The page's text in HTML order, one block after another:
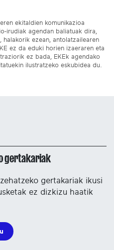
ekitaldien komunikazioa
irudiak agendan baliatuak dira,
ezean, antolatzailearen
ez da eduki horien izaeraren eta
ez bada, EKEk agendako
ilustratzeko eskubidea du.
gertakariak
gertakariak ikusi
ez dizkizu haatik